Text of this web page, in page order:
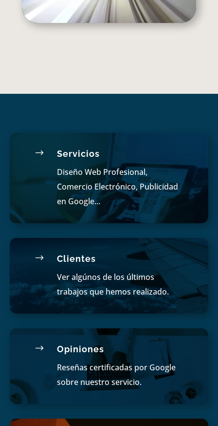
$ Servicios
Diseño Web Profesional,
Comercio Electrónico, Publicidad
en Google…
$ Clientes
Ver algúnos de los últimos
trabajos que hemos realizado.
$ Opiniones
Reseñas certificadas por Google
sobre nuestro servicio.